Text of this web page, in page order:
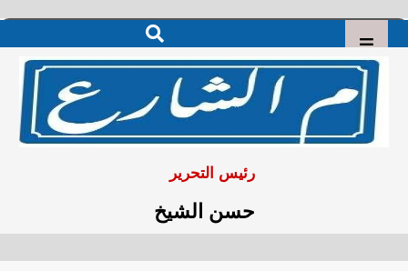
رئيس التحرير
حسن الشيخ